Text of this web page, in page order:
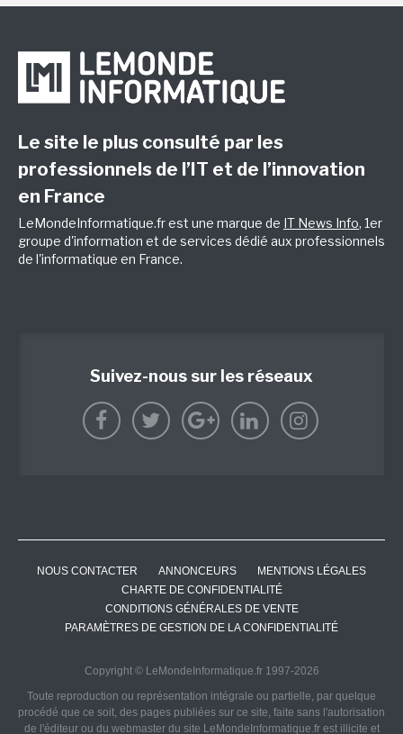
Le site le plus consulté par les
professionnels de l’IT et de l’innovation
en France
LeMondeInformatique.fr est une marque de IT News Info, 1er
groupe d'information et de services dédié aux professionnels
de l'informatique en France.
Suivez-nous sur les réseaux
NOUS CONTACTER ANNONCEURS
MENTIONS LÉGALES
CHARTE DE CONFIDENTIALITÉ
CONDITIONS GÉNÉRALES DE VENTE
PARAMÈTRES DE GESTION DE LA CONFIDENTIALITÉ
Copyright © LeMondeInformatique.fr 1997-2026
Toute reproduction ou représentation intégrale ou partielle, par quelque
procédé que ce soit, des pages publiées sur ce site, faite sans l'autorisation
de l'éditeur ou du webmaster du site LeMondeInformatique.fr est illicite et